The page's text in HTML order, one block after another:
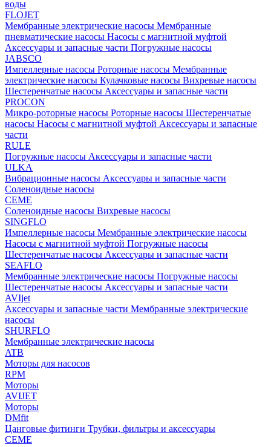
воды
FLOJET
Мембранные электрические насосы Мембранные
пневматические насосы Насосы с магнитной муфтой
Аксессуары и запасные части Погружные насосы
JABSCO
Импеллерные насосы Роторные насосы Мембранные
электрические насосы Кулачковые насосы Вихревые насосы
Шестеренчатые насосы Аксессуары и запасные части
PROCON
Микро-роторные насосы Роторные насосы Шестеренчатые
насосы Насосы с магнитной муфтой Аксессуары и запасные
части
RULE
Погружные насосы Аксессуары и запасные части
ULKA
Вибрационные насосы Аксессуары и запасные части
Соленоидные насосы
CEME
Соленоидные насосы Вихревые насосы
SINGFLO
Импеллерные насосы Мембранные электрические насосы
Насосы с магнитной муфтой Погружные насосы
Шестеренчатые насосы Аксессуары и запасные части
SEAFLO
Мембранные электрические насосы Погружные насосы
Шестеренчатые насосы Аксессуары и запасные части
AVIjet
Аксессуары и запасные части Мембранные электрические
насосы
SHURFLO
Мембранные электрические насосы
ATB
Моторы для насосов
RPM
Моторы
AVIJET
Моторы
DMfit
Цанговые фитинги Трубки, фильтры и аксессуары
CEME